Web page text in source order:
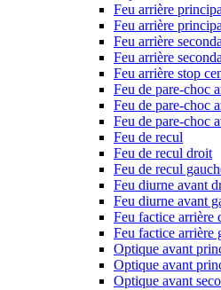
Feu arrière
Feu arrière
Feu arrière
Feu arrière
Feu arrière stop
Feu de pare-choc
Feu de pare-choc
Feu de pare-choc
Feu de recul
Feu de recul droit
Feu de recul
Feu diurne avant
Feu diurne avant
Feu factice arrière
Feu factice arrière
Optique avant
Optique avant
Optique avant